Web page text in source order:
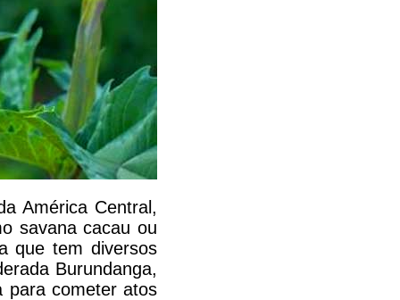
América Central,
savana cacau ou
que tem diversos
Burundanga,
para cometer atos